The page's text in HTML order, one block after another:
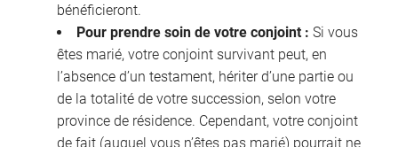
bénéficieront.
Pour prendre soin de votre conjoint : Si vous
êtes marié, votre conjoint survivant peut, en
l’absence d’un testament, hériter d’une partie ou
de la totalité de votre succession, selon votre
province de résidence. Cependant, votre conjoint
de fait (auquel vous n’êtes pas marié) pourrait ne